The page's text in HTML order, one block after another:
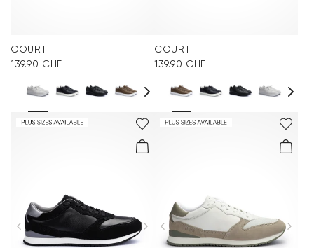
COURT
139.90 CHF
COURT
139.90 CHF